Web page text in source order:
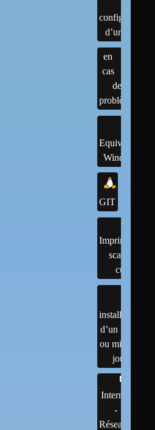
configuration
d’un linux
en
cas
de
problème
Equivalents
Windows
GIT
Imprimantes,
scanner,
cups
installation
d’un linux
ou mises à
jour
Internet
-
Réseaux